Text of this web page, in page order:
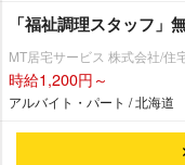
「福祉調理スタッフ」
MT居宅サービス 株式会社/住
時給1,200円～
アルバイト・パート / 北海道